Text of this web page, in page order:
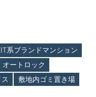
系ブランドマンション
オートロック
敷地内ゴミ置き場